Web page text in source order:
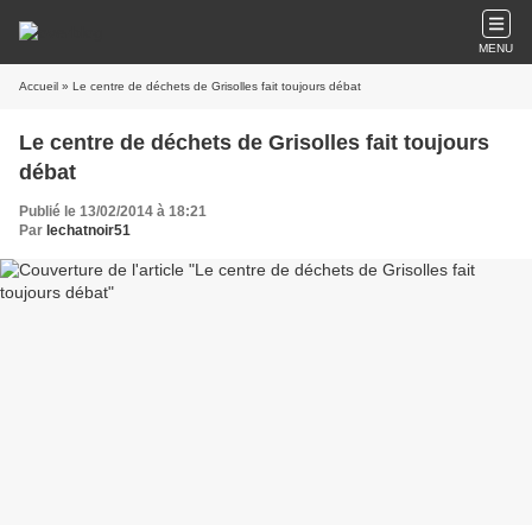
MENU
Accueil » Le centre de déchets de Grisolles fait toujours débat
Le centre de déchets de Grisolles fait toujours
débat
Publié le 13/02/2014 à 18:21
Par lechatnoir51